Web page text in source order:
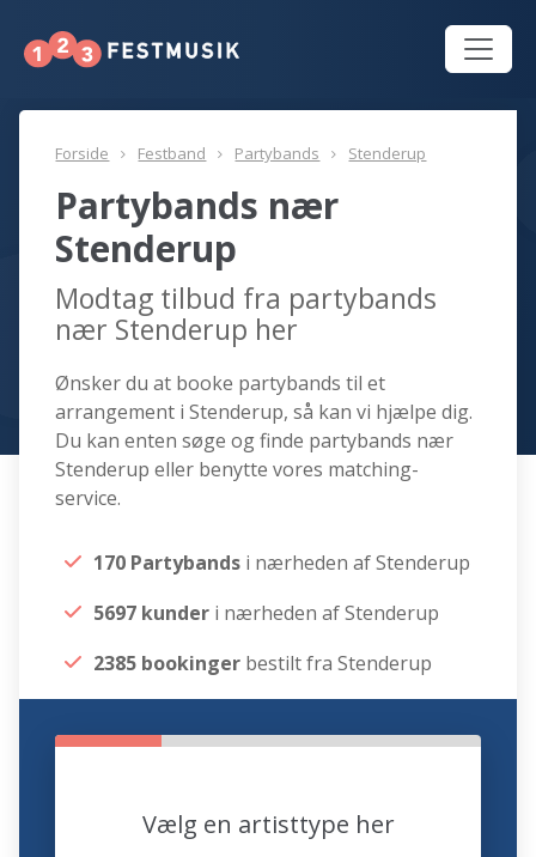
Forside Festband Partybands Stenderup
Partybands nær
Stenderup
Modtag tilbud fra partybands
nær Stenderup her
Ønsker du at booke partybands til et
arrangement i Stenderup, så kan vi hjælpe dig.
Du kan enten søge og finde partybands nær
Stenderup eller benytte vores matching-
service.
170 Partybands i nærheden af Stenderup
5697 kunder i nærheden af Stenderup
2385 bookinger bestilt fra Stenderup
Vælg en artisttype her